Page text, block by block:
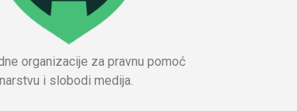
organizacije za pravnu pomoć
i slobodi medija.